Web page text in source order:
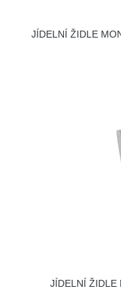
JÍDELNÍ ŽIDLE
JÍDELNÍ ŽIDLE